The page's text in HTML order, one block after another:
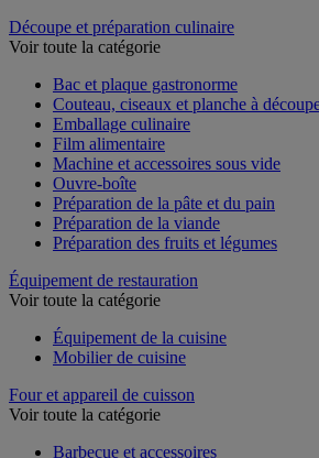
Découpe et préparation culinaire
Bac et plaque gastronorme
Couteau, ciseaux et planche à découper
Emballage culinaire
Film alimentaire
Machine et accessoires sous vide
Ouvre-boîte
Préparation de la pâte et du pain
Préparation de la viande
Équipement de restauration
Équipement de la cuisine
Four et appareil de cuisson